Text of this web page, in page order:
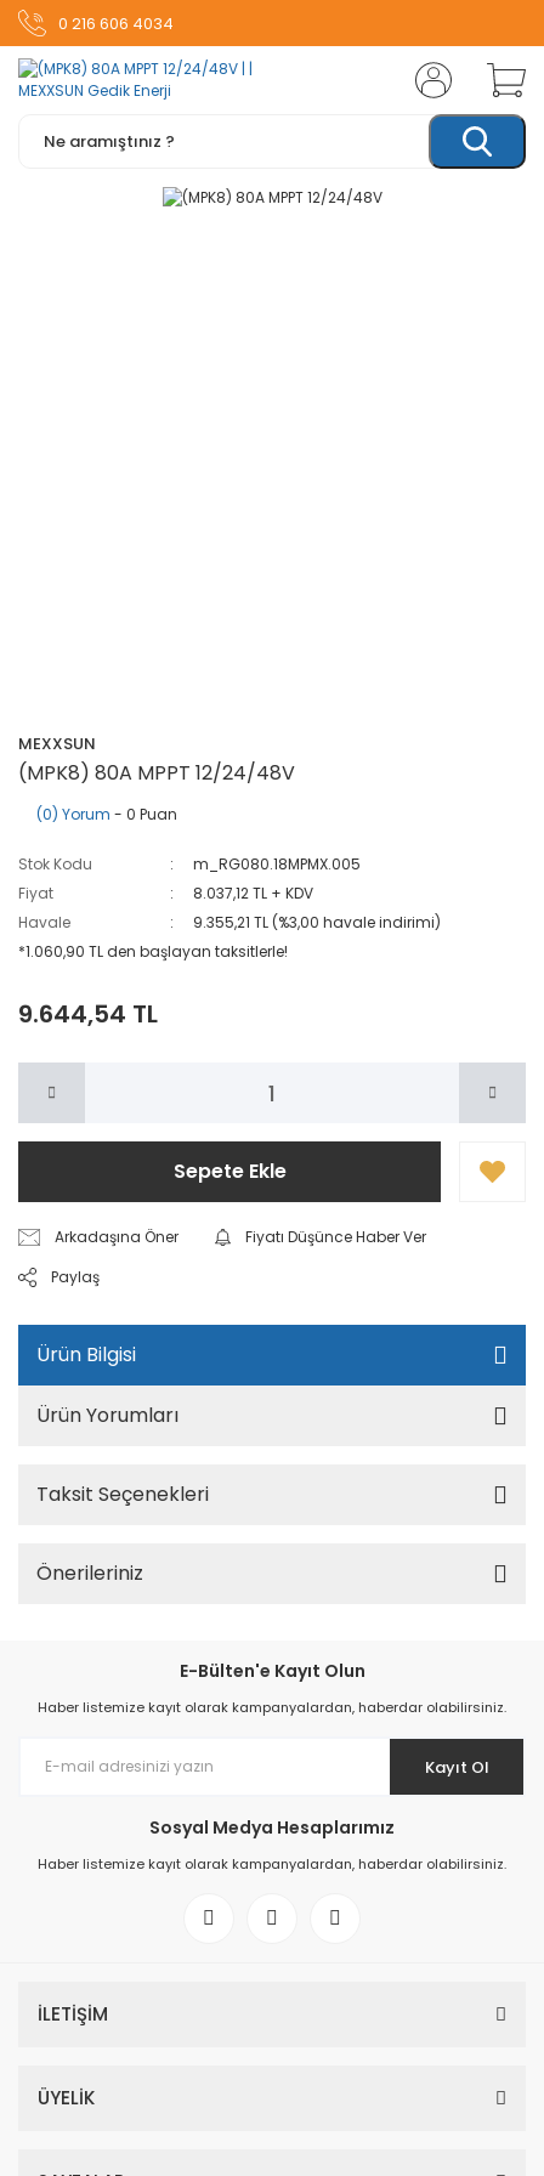
0 216 606 4034
MEXXSUN
(MPK8) 80A MPPT 12/24/48V
(0) Yorum - 0 Puan
Stok Kodu
m_RG080.18MPMX.005
Fiyat
8.037,12 TL + KDV
Havale
9.355,21 TL (%3,00 havale indirimi)
*1.060,90 TL den başlayan taksitlerle!
9.644,54 TL
Sepete Ekle
Arkadaşına Öner
Fiyatı Düşünce Haber Ver
Paylaş
Ürün Bilgisi
Ürün Yorumları
Taksit Seçenekleri
Önerileriniz
E-Bülten'e Kayıt Olun
Haber listemize kayıt olarak kampanyalardan, haberdar olabilirsiniz.
Kayıt Ol
Sosyal Medya Hesaplarımız
Haber listemize kayıt olarak kampanyalardan, haberdar olabilirsiniz.
İLETİŞİM
ÜYELİK